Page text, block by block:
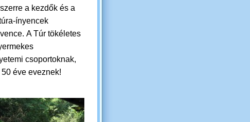
a kezdők és a
ínyencek
A Túr tökéletes
csoportoknak,
éve eveznek!